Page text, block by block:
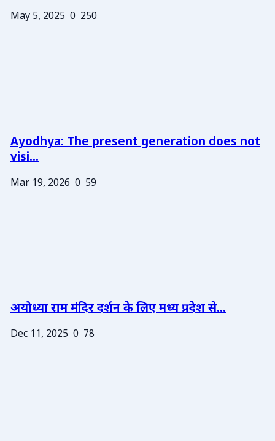
May 5, 2025 0 250
Ayodhya: The present generation does not
visi...
Mar 19, 2026 0 59
अयोध्या राम मंदिर दर्शन के लिए मध्य प्रदेश से...
Dec 11, 2025 0 78